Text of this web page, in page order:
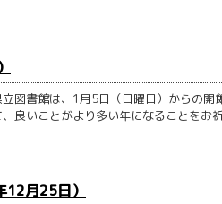
図書館は、1月5日（日曜日）からの開
良いことがより多い年になることをお
月25日）